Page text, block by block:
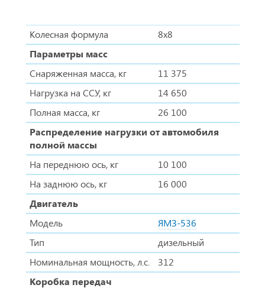
Колесная формула
8х8
Параметры масс
Снаряженная масса, кг
11 375
Нагрузка на ССУ, кг
14 650
Полная масса, кг
26 100
Распределение нагрузки от автомобиля
полной массы
На переднюю ось, кг
10 100
На заднюю ось, кг
16 000
Двигатель
Модель
ЯМЗ-536
Тип
дизельный
Номинальная мощность, л.с.
312
Коробка передач